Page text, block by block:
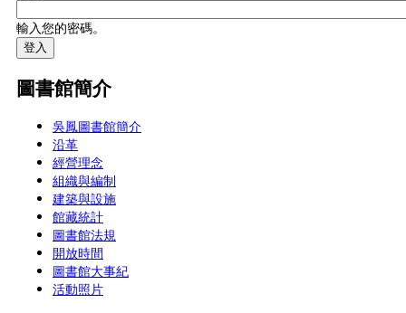
輸入您的密碼。
圖書館簡介
吳鳳圖書館簡介
沿革
經營理念
組織與編制
建築與設施
館藏統計
圖書館法規
開放時間
圖書館大事紀
活動照片